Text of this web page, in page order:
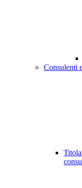
Consulenti